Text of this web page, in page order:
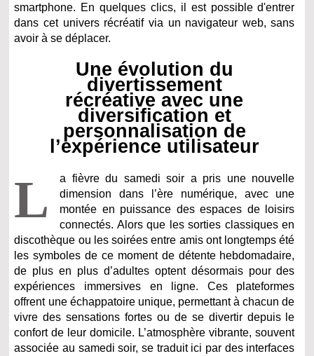
smartphone. En quelques clics, il est possible d'entrer
dans cet univers récréatif via un navigateur web, sans
avoir à se déplacer.
Une évolution du
divertissement
récréative avec une
diversification et
personnalisation de
l’expérience utilisateur
L
a fièvre du samedi soir a pris une nouvelle
dimension dans l’ère numérique, avec une
montée en puissance des espaces de loisirs
connectés. Alors que les sorties classiques en
discothèque ou les soirées entre amis ont longtemps été
les symboles de ce moment de détente hebdomadaire,
de plus en plus d’adultes optent désormais pour des
expériences immersives en ligne. Ces plateformes
offrent une échappatoire unique, permettant à chacun de
vivre des sensations fortes ou de se divertir depuis le
confort de leur domicile. L’atmosphère vibrante, souvent
associée au samedi soir, se traduit ici par des interfaces